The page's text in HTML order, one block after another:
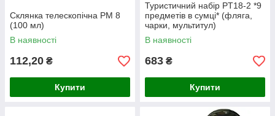
Склянка телескопічна PM 8
(100 мл)
В наявності
112,20 ₴
Купити
Туристичний набір PT18-2 *9
предметів в сумці* (фляга,
чарки, мультитул)
В наявності
683 ₴
Купити